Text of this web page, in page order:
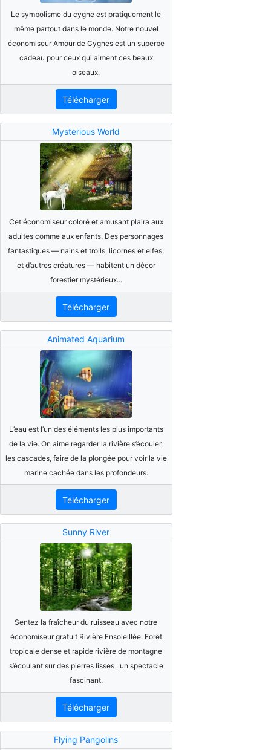
Le symbolisme du cygne est pratiquement le
même partout dans le monde. Notre nouvel
économiseur Amour de Cygnes est un superbe
cadeau pour ceux qui aiment ces beaux
oiseaux.
Télécharger
Mysterious World
Cet économiseur coloré et amusant plaira aux
adultes comme aux enfants. Des personnages
fantastiques — nains et trolls, licornes et elfes,
et d’autres créatures — habitent un décor
forestier mystérieux...
Télécharger
Animated Aquarium
L’eau est l’un des éléments les plus importants
de la vie. On aime regarder la rivière s’écouler,
les cascades, faire de la plongée pour voir la vie
marine cachée dans les profondeurs.
Télécharger
Sunny River
Sentez la fraîcheur du ruisseau avec notre
économiseur gratuit Rivière Ensoleillée. Forêt
tropicale dense et rapide rivière de montagne
s’écoulant sur des pierres lisses : un spectacle
fascinant.
Télécharger
Flying Pangolins